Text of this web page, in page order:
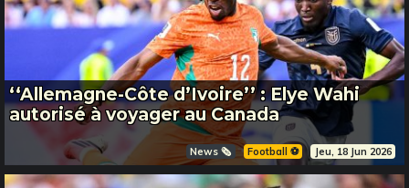
‘‘Allemagne-Côte d’Ivoire’’ : Elye Wahi
autorisé à voyager au Canada
News 🗞️ Football ⚽️ Jeu, 18 Jun 2026